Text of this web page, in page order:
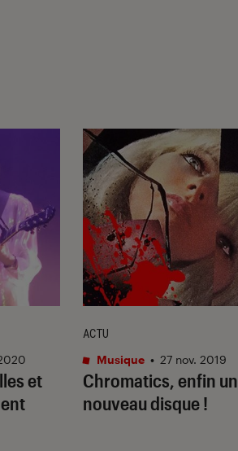
et
Chromatics, enfin un
nouveau disque !
ACTU
Musique • 27 nov. 2019